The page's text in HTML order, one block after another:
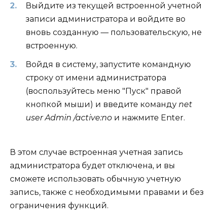
Выйдите из текущей встроенной учетной
записи администратора и войдите во
вновь созданную — пользовательскую, не
встроенную.
Войдя в систему, запустите командную
строку от имени администратора
(воспользуйтесь меню "Пуск" правой
кнопкой мыши) и введите команду net
user Admin /active:no и нажмите Enter.
В этом случае встроенная учетная запись
администратора будет отключена, и вы
сможете использовать обычную учетную
запись, также с необходимыми правами и без
ограничения функций.